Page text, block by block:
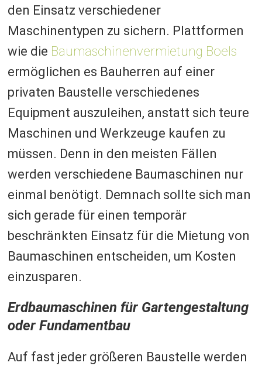
den Einsatz verschiedener
Maschinentypen zu sichern. Plattformen
wie die Baumaschinenvermietung Boels
ermöglichen es Bauherren auf einer
privaten Baustelle verschiedenes
Equipment auszuleihen, anstatt sich teure
Maschinen und Werkzeuge kaufen zu
müssen. Denn in den meisten Fällen
werden verschiedene Baumaschinen nur
einmal benötigt. Demnach sollte sich man
sich gerade für einen temporär
beschränkten Einsatz für die Mietung von
Baumaschinen entscheiden, um Kosten
einzusparen.
Erdbaumaschinen für Gartengestaltung
oder Fundamentbau
Auf fast jeder größeren Baustelle werden